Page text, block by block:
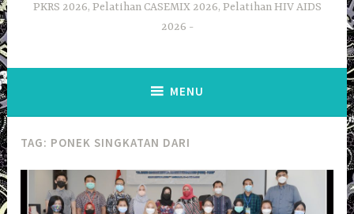
PKRS 2026, Pelatihan CASEMIX 2026, Pelatihan HIV AIDS
2026
MENU
TAG: PONEK SINGKATAN DARI